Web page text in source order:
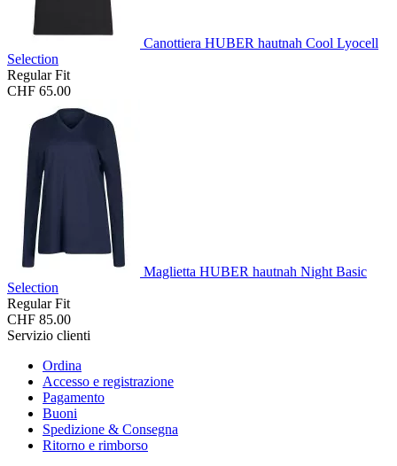
Canottiera HUBER hautnah Cool Lyocell
Selection
Regular Fit
CHF 65.00
Maglietta HUBER hautnah Night Basic
Selection
Regular Fit
CHF 85.00
Servizio clienti
Ordina
Accesso e registrazione
Pagamento
Buoni
Spedizione & Consegna
Ritorno e rimborso